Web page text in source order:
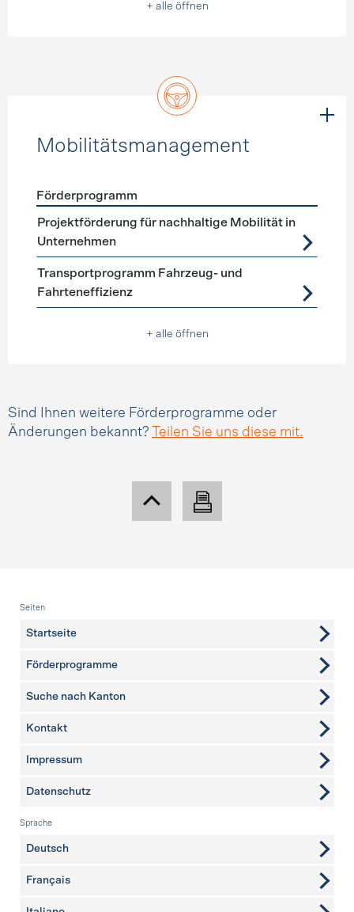
+ alle öffnen
Mobilitätsmanagement
Förderprogramme Mobilitätsmanagement
Förderprogramm
Projektförderung für nachhaltige Mobilität in
Unternehmen
Transportprogramm Fahrzeug- und
Fahrteneffizienz
+ alle öffnen
Sind Ihnen weitere Förderprogramme oder
Änderungen bekannt?
Teilen Sie uns diese mit.
Fusszeile
Seiten
Startseite
Förderprogramme
Suche nach Kanton
weitere Seiten
Kontakt
Impressum
Datenschutz
Sprache
Deutsch
Français